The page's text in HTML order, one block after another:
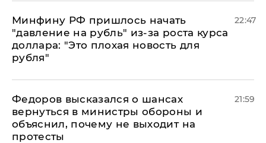
Минфину РФ пришлось начать
"давление на рубль" из-за роста курса
доллара: "Это плохая новость для
рубля"
22:47
Федоров высказался о шансах
вернуться в министры обороны и
объяснил, почему не выходит на
протесты
21:59